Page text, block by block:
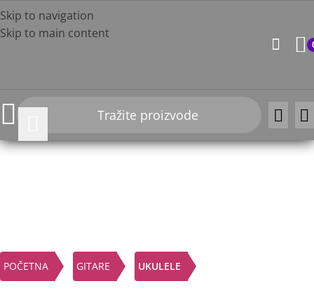
Skip to navigation
Skip to main content
POČETNA GITARE UKULELE